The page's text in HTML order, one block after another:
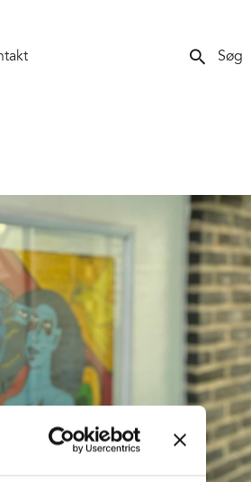
search Søg